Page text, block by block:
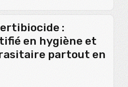
:
en hygiène et
partout en